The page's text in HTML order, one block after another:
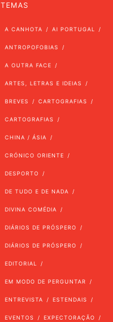
TEMAS
A CANHOTA AI PORTUGAL
ANTROPOFOBIAS
A OUTRA FACE
ARTES, LETRAS E IDEIAS
BREVES CARTOGRAFIAS
CARTOGRAFIAS
CHINA / ÁSIA
CRÓNICO ORIENTE
DESPORTO
DE TUDO E DE NADA
DIVINA COMÉDIA
DIÁRIOS DE PRÓSPERO
DIÁRIOS DE PRÓSPERO
EDITORIAL
EM MODO DE PERGUNTAR
ENTREVISTA ESTENDAIS
EVENTOS EXPECTORAÇÃO